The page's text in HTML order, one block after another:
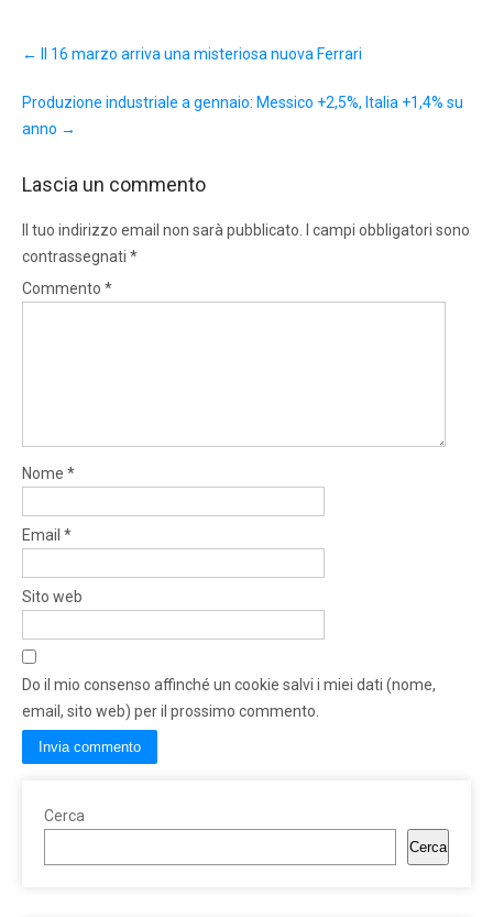
navigation
← Il 16 marzo arriva una misteriosa nuova Ferrari
Produzione industriale a gennaio: Messico +2,5%, Italia +1,4% su
anno →
Lascia un commento
Il tuo indirizzo email non sarà pubblicato.
I campi obbligatori sono
contrassegnati *
Commento *
Nome *
Email *
Sito web
Do il mio consenso affinché un cookie salvi i miei dati (nome,
email, sito web) per il prossimo commento.
Cerca
Cerca